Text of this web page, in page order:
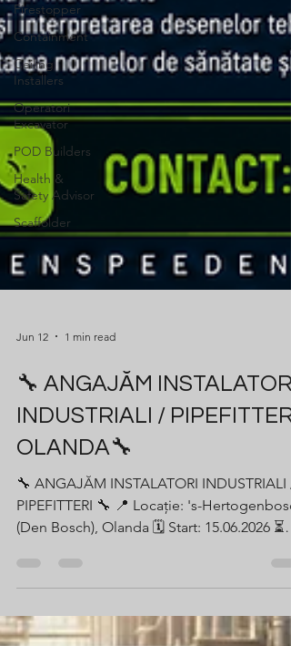
Firestopper
Containment
Ceiling
Installers
Operatori
Excavator
POD Builders
Health &
Safety Advisor
Scaffolder
🔧 ANGAJĂM INSTALATORI
INDUSTRIALI / PIPEFITTERI
OLANDA🔧
🔧 ANGAJĂM INSTALATORI INDUSTRIALI /
PIPEFITTERI 🔧 📍 Locație: 's-
Salariu: 329€/zi net 🕒 Program: * Luni -